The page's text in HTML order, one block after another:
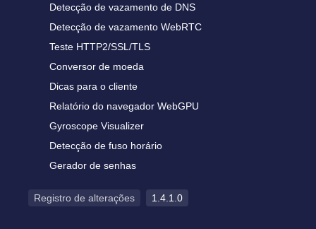
Detecção de vazamento de DNS
Detecção de vazamento WebRTC
Teste HTTP2/SSL/TLS
Conversor de moeda
Dicas para o cliente
Relatório do navegador WebGPU
Gyroscope Visualizer
Detecção de fuso horário
Gerador de senhas
Registro de alterações 1.4.1.0